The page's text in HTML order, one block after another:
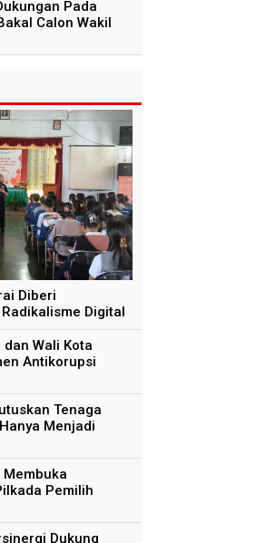
Pada
Calon Wakil
Diberi
Digital
dan Wali Kota
Antikorupsi
Tenaga
Menjadi
Membuka
Pemilih
Dukung